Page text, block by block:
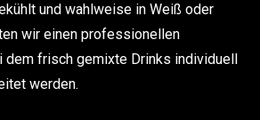
und wahlweise in Weiß oder
wir einen professionellen
dem frisch gemixte Drinks individuell
werden.